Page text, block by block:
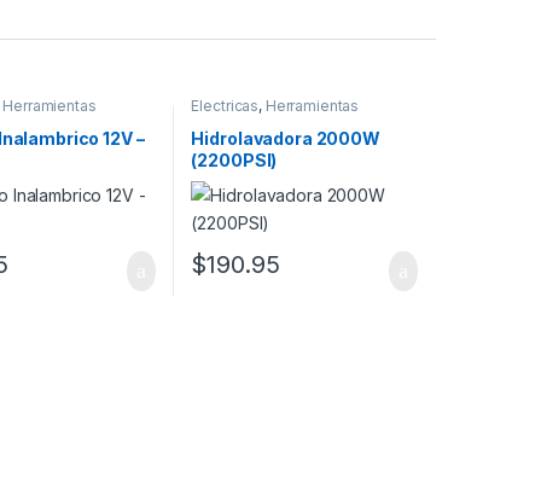
Herramientas
12V –
Electricas, Herramientas
Hidrolavadora 2000W
(2200PSI)
$190.95